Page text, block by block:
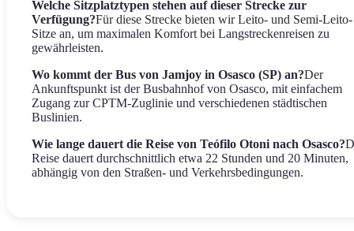
Welche Sitzplatztypen stehen auf dieser Strecke zur
Verfügung?Für diese Strecke bieten wir Leito- und Semi-Leito-
Sitze an, um maximalen Komfort bei Langstreckenreisen zu
gewährleisten.
Wo kommt der Bus von Jamjoy in Osasco (SP) an?Der
Ankunftspunkt ist der Busbahnhof von Osasco, mit einfachem
Zugang zur CPTM-Zuglinie und verschiedenen städtischen
Buslinien.
Wie lange dauert die Reise von Teófilo Otoni nach Osasco?
Reise dauert durchschnittlich etwa 22 Stunden und 20 Minuten,
abhängig von den Straßen- und Verkehrsbedingungen.